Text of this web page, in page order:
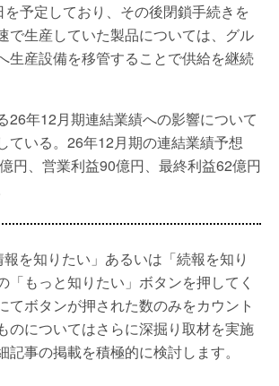
予定しており、その後閉鎖手続きを
で生産していた製品については、グル
生産設備を移管することで供給を継続
26年12月期連結業績への影響について
ている。26年12月期の連結業績予想
円、営業利益90億円、最終利益62億円
を知りたい」あるいは「続報を知り
「もっと知りたい」ボタンを押してく
てボタンが押された数のみをカウント
のについてはさらに深掘り取材を実施
記事の掲載を積極的に検討します。